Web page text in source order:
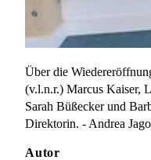
Über die
(v.l.n.r.) Marcus Kaiser,
Sarah Büßecker und
Direktorin. - Andrea
Autor